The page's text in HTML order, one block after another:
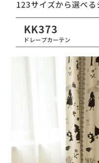
150(cm)
タテ糸組成
ポリエステル100％
ヨコ糸組成
ポリエステル100％
フック仕様